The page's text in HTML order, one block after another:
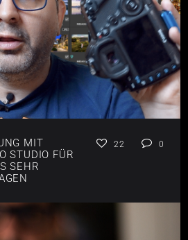
MIT
STUDIO FÜR
SEHR
22 0